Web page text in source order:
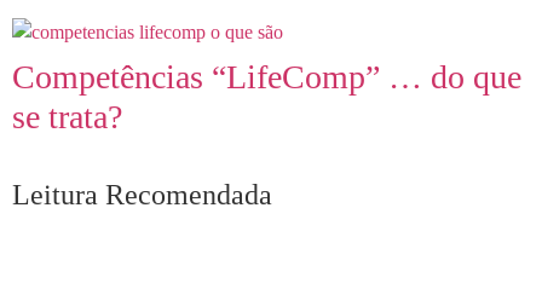
Competências “LifeComp” … do que
se trata?
Leitura Recomendada